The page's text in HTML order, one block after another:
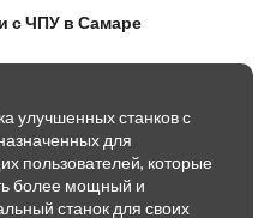
с ЧПУ в Самаре
улучшенных станков с
для
пользователей, которые
более мощный и
станок для своих